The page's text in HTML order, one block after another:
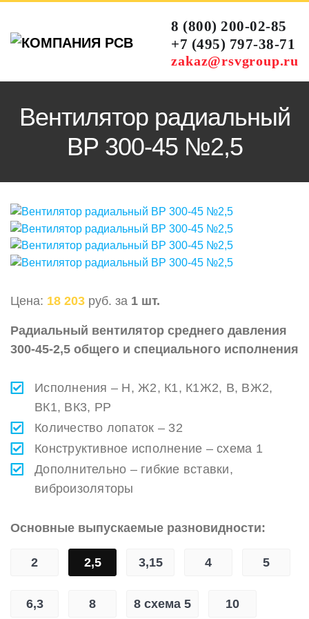
8 (800) 200-02-85
+7 (495) 797-38-71
zakaz@rsvgroup.ru
Вентилятор радиальный
ВР 300-45 №2,5
Цена: 18 203 руб. за 1 шт.
Радиальный вентилятор среднего давления
300-45-2,5 общего и специального исполнения
Исполнения – Н, Ж2, К1, К1Ж2, В, ВЖ2,
ВК1, ВК3, РР
Количество лопаток – 32
Конструктивное исполнение – схема 1
Дополнительно – гибкие вставки,
виброизоляторы
Основные выпускаемые разновидности:
2 2,5 3,15 4 5
6,3 8 8 схема 5 10